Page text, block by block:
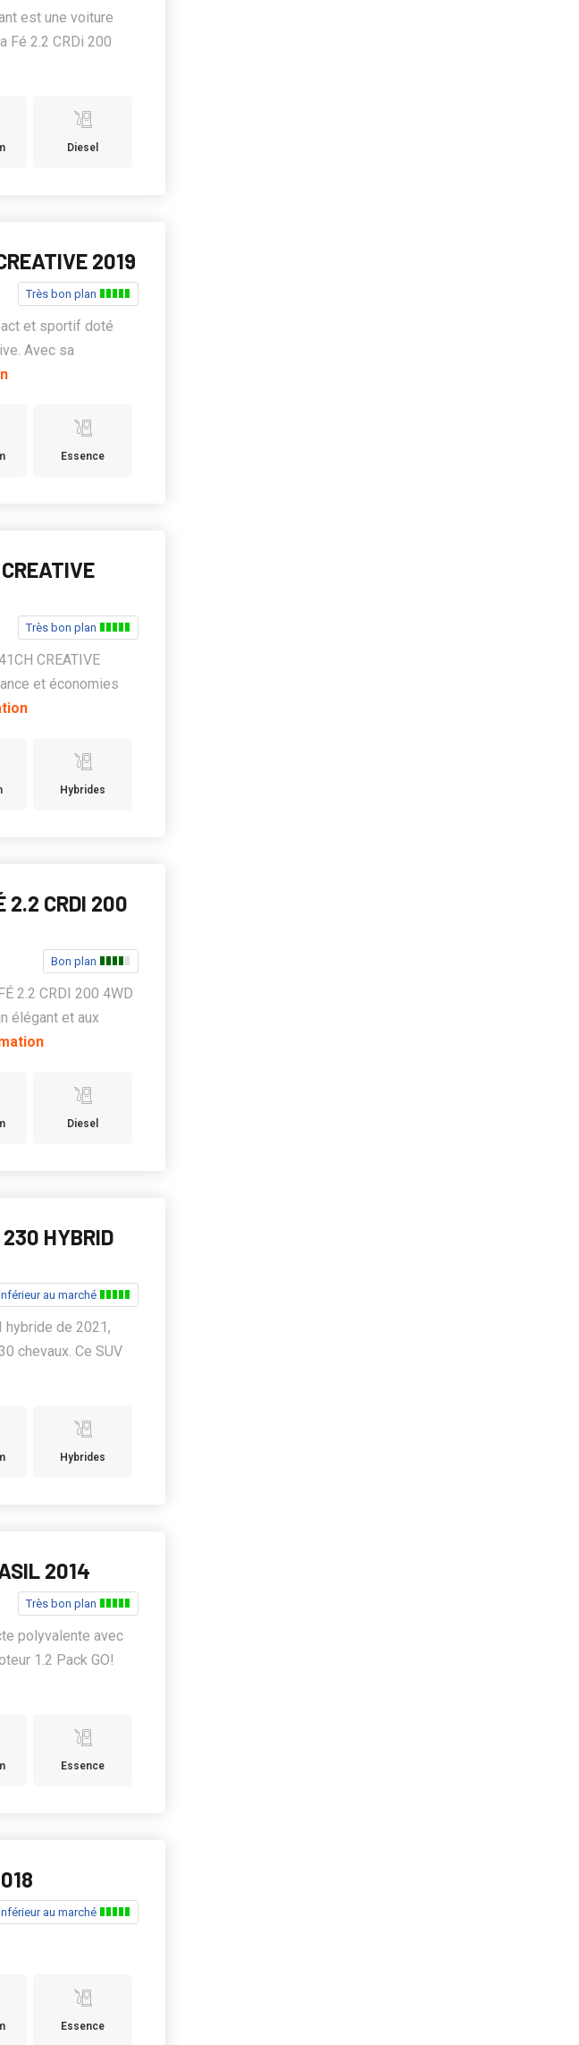
est une voiture
Fé 2.2 CRDi 200
Diesel
2019
Très bon plan
et sportif doté
Avec sa
Essence
Très bon plan
CREATIVE
et économies
Hybrides
2.2 CRDI 200
Bon plan
2.2 CRDI 200 4WD
élégant et aux
Diesel
HYBRID
au marché
hybride de 2021,
chevaux. Ce SUV
Hybrides
2014
Très bon plan
polyvalente avec
1.2 Pack GO!
Essence
au marché
Essence